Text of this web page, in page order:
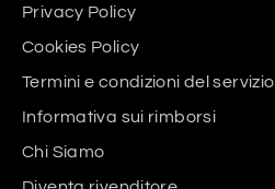
Privacy Policy
Cookies Policy
Termini e condizioni del servizio
Informativa sui rimborsi
Chi Siamo